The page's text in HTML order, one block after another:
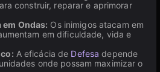
construir, reparar e aprimorar
em Ondas: Os inimigos atacam em
em dificuldade, vida e
A eficácia de Defesa depende
onde possam maximizar o